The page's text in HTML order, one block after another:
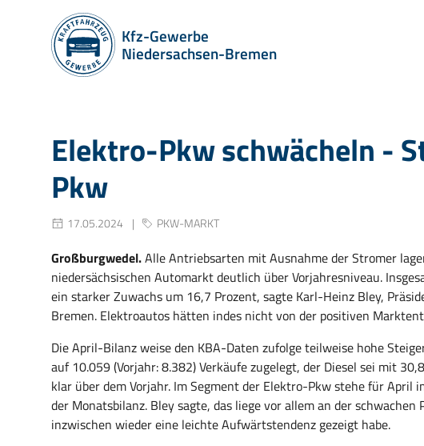
Kfz-Gewerbe
Niedersachsen-Bremen
Elektro-Pkw schwächeln -
Pkw
17.05.2024 PKW-MARKT
Großburgwedel.Alle Antriebsarten mit Ausnahme der Stromer
niedersächsischen Automarkt deutlich über Vorjahresniveau.
ein starker Zuwachs um 16,7 Prozent, sagte Karl-Heinz Bley,
Bremen. Elektroautos hätten indes nicht von der positiven
Die April-Bilanz weise den KBA-Daten zufolge teilweise hohe
auf 10.059 (Vorjahr: 8.382) Verkäufe zugelegt, der Diesel sei mit
klar über dem Vorjahr. Im Segment der Elektro-Pkw stehe für April
der Monatsbilanz. Bley sagte, das liege vor allem an der
inzwischen wieder eine leichte Aufwärtstendenz gezeigt habe.